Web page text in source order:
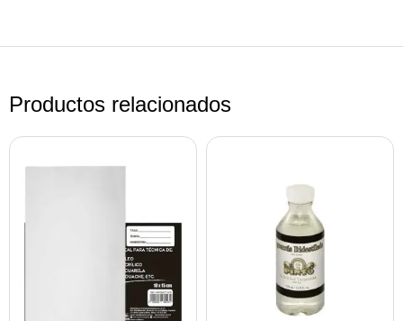
Productos relacionados